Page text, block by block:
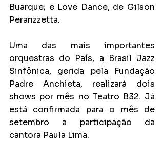
Buarque; e Love Dance, de Gilson
Peranzzetta.
Uma das mais importantes
orquestras do País, a Brasil Jazz
Sinfônica, gerida pela Fundação
Padre Anchieta, realizará dois
shows por mês no Teatro B32. Já
está confirmada para o mês de
setembro a participação da
cantora Paula Lima.